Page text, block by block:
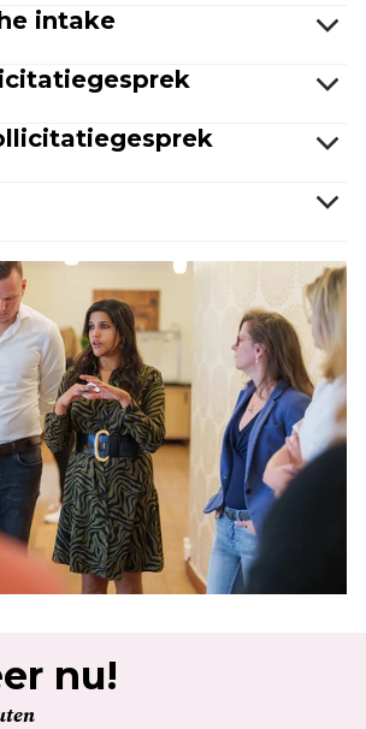
intake
nu!